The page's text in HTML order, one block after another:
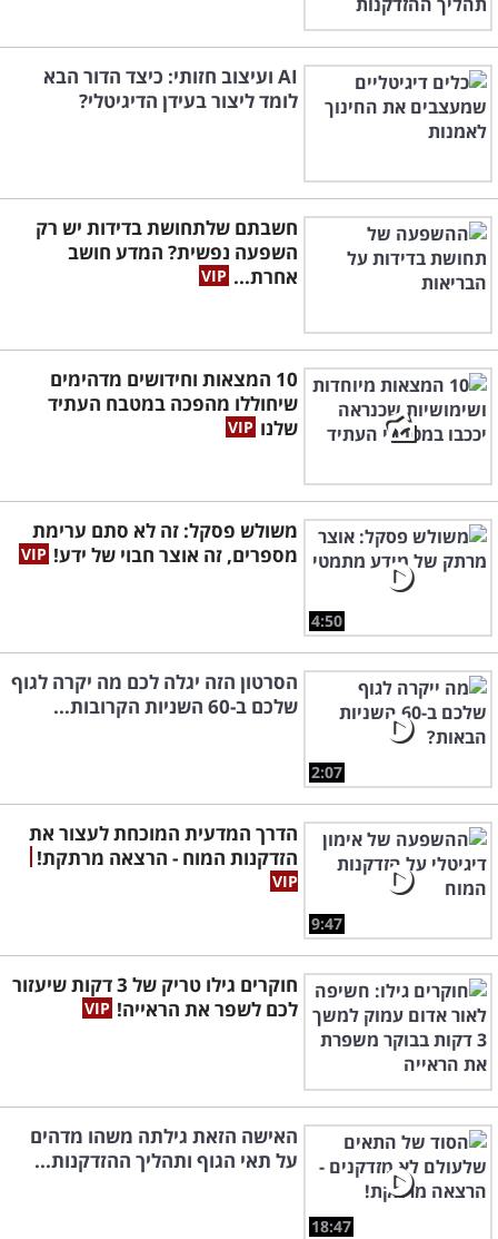
AI ועיצוב חזותי: כיצד הדור הבא
לומד ליצור בעידן הדיגיטלי?
חשבתם שלתחושת בדידות יש רק
השפעה נפשית? המדע חושב
אחרת...
10 המצאות וחידושים מדהימים
שיחוללו מהפכה במטבח העתיד
שלנו
4:50
משולש פסקל: זה לא סתם ערימת
מספרים, זה אוצר חבוי של ידע!
2:07
הסרטון הזה יגלה לכם מה יקרה לגוף
שלכם ב-60 השניות הקרובות...
9:47
הדרך המדעית המוכחת לעצור את
הזדקנות המוח - הרצאה מרתקת!
חוקרים גילו טריק של 3 דקות שיעזור
לכם לשפר את הראייה!
18:47
האישה הזאת גילתה משהו מדהים
על תאי הגוף ותהליך ההזדקנות...